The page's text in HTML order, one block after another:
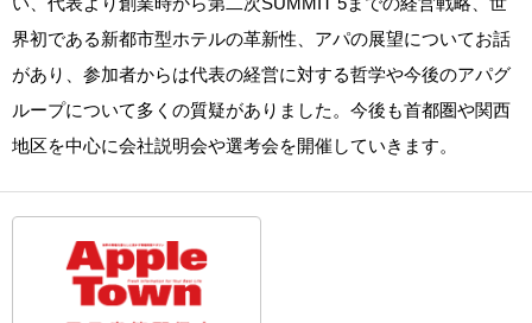
界初である新都市型ホテルの革新性、アパの展望についてお話
があり、参加者からは代表の経営に対する哲学や今後のアパグ
ループについて多くの質疑がありました。今後も首都圏や関西
地区を中心に会社説明会や選考会を開催していきます。